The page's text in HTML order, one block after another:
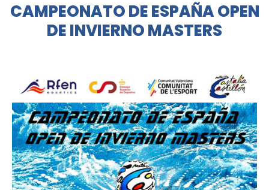
CAMPEONATO DE ESPAÑA OPEN
DE INVIERNO MASTERS